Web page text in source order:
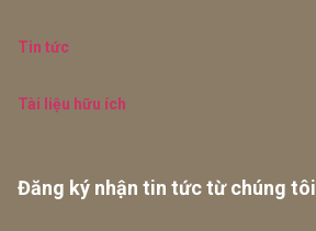
Tin tức
Tài liệu hữu ích
Đăng ký nhận tin tức từ chúng tôi